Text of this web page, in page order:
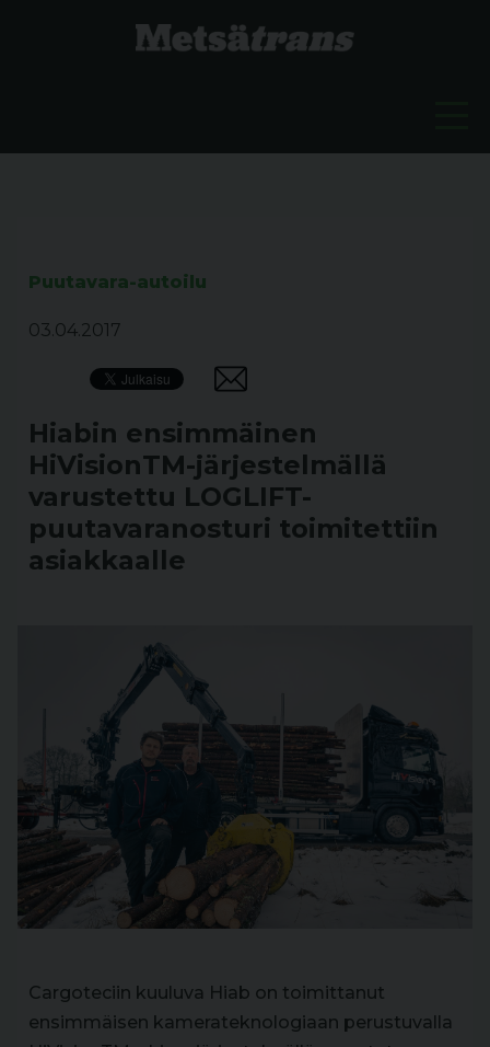
Puutavara-autoilu
03.04.2017
Hiabin ensimmäinen
HiVisionTM-järjestelmällä
varustettu LOGLIFT-
puutavaranosturi toimitettiin
asiakkaalle
Cargoteciin kuuluva Hiab on toimittanut
ensimmäisen kamerateknologiaan perustuvalla